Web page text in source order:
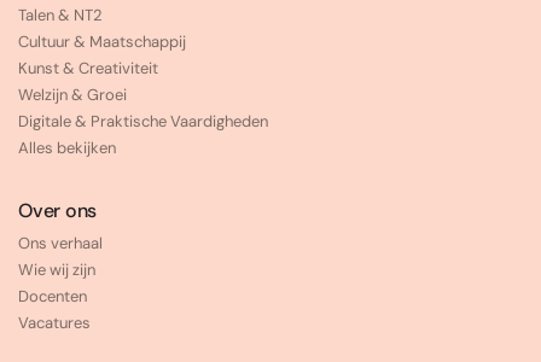
Talen & NT2
Cultuur & Maatschappij
Kunst & Creativiteit
Welzijn & Groei
Digitale & Praktische Vaardigheden
Alles bekijken
Over ons
Ons verhaal
Wie wij zijn
Docenten
Vacatures